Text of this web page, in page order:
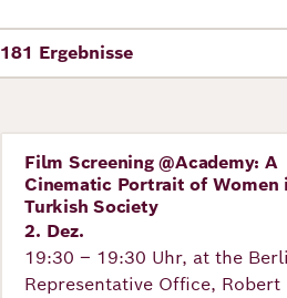
Academy
Fellowship
Fellows
181 Ergebnisse
Veranstaltung
Film Screening @Academy: A
Cinematic Portrait of Women
Turkish Society
2. Dez.
19:30 – 19:30 Uhr, at the
Representative Office, Robert